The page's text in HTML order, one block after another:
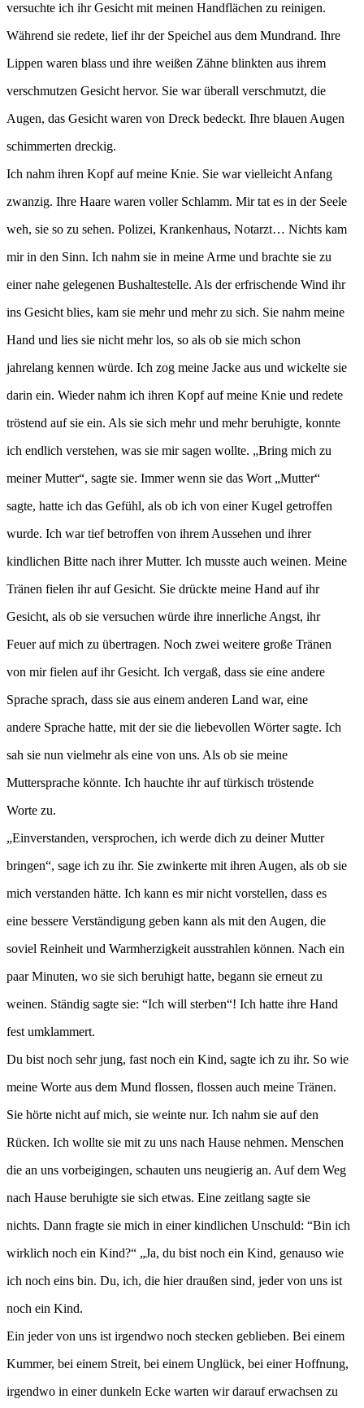
versuchte ich ihr Gesicht mit meinen Handflächen zu reinigen.
Während sie redete, lief ihr der Speichel aus dem Mundrand. Ihre
Lippen waren blass und ihre weißen Zähne blinkten aus ihrem
verschmutzen Gesicht hervor. Sie war überall verschmutzt, die
Augen, das Gesicht waren von Dreck bedeckt. Ihre blauen Augen
schimmerten dreckig.
Ich nahm ihren Kopf auf meine Knie. Sie war vielleicht Anfang
zwanzig. Ihre Haare waren voller Schlamm. Mir tat es in der Seele
weh, sie so zu sehen. Polizei, Krankenhaus, Notarzt… Nichts kam
mir in den Sinn. Ich nahm sie in meine Arme und brachte sie zu
einer nahe gelegenen Bushaltestelle. Als der erfrischende Wind ihr
ins Gesicht blies, kam sie mehr und mehr zu sich. Sie nahm meine
Hand und lies sie nicht mehr los, so als ob sie mich schon
jahrelang kennen würde. Ich zog meine Jacke aus und wickelte sie
darin ein. Wieder nahm ich ihren Kopf auf meine Knie und redete
tröstend auf sie ein. Als sie sich mehr und mehr beruhigte, konnte
ich endlich verstehen, was sie mir sagen wollte. „Bring mich zu
meiner Mutter“, sagte sie. Immer wenn sie das Wort „Mutter“
sagte, hatte ich das Gefühl, als ob ich von einer Kugel getroffen
wurde. Ich war tief betroffen von ihrem Aussehen und ihrer
kindlichen Bitte nach ihrer Mutter. Ich musste auch weinen. Meine
Tränen fielen ihr auf Gesicht. Sie drückte meine Hand auf ihr
Gesicht, als ob sie versuchen würde ihre innerliche Angst, ihr
Feuer auf mich zu übertragen. Noch zwei weitere große Tränen
von mir fielen auf ihr Gesicht. Ich vergaß, dass sie eine andere
Sprache sprach, dass sie aus einem anderen Land war, eine
andere Sprache hatte, mit der sie die liebevollen Wörter sagte. Ich
sah sie nun vielmehr als eine von uns. Als ob sie meine
Muttersprache könnte. Ich hauchte ihr auf türkisch tröstende
Worte zu.
„Einverstanden, versprochen, ich werde dich zu deiner Mutter
bringen“, sage ich zu ihr. Sie zwinkerte mit ihren Augen, als ob sie
mich verstanden hätte. Ich kann es mir nicht vorstellen, dass es
eine bessere Verständigung geben kann als mit den Augen, die
soviel Reinheit und Warmherzigkeit ausstrahlen können. Nach ein
paar Minuten, wo sie sich beruhigt hatte, begann sie erneut zu
weinen. Ständig sagte sie: “Ich will sterben“! Ich hatte ihre Hand
fest umklammert.
Du bist noch sehr jung, fast noch ein Kind, sagte ich zu ihr. So wie
meine Worte aus dem Mund flossen, flossen auch meine Tränen.
Sie hörte nicht auf mich, sie weinte nur. Ich nahm sie auf den
Rücken. Ich wollte sie mit zu uns nach Hause nehmen. Menschen
die an uns vorbeigingen, schauten uns neugierig an. Auf dem Weg
nach Hause beruhigte sie sich etwas. Eine zeitlang sagte sie
nichts. Dann fragte sie mich in einer kindlichen Unschuld: “Bin ich
wirklich noch ein Kind?“ „Ja, du bist noch ein Kind, genauso wie
ich noch eins bin. Du, ich, die hier draußen sind, jeder von uns ist
noch ein Kind.
Ein jeder von uns ist irgendwo noch stecken geblieben. Bei einem
Kummer, bei einem Streit, bei einem Unglück, bei einer Hoffnung,
irgendwo in einer dunkeln Ecke warten wir darauf erwachsen zu